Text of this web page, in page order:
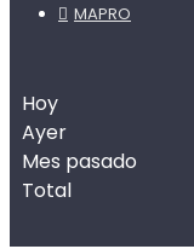
MAPRO
Hoy
Ayer
Mes pasado
Total